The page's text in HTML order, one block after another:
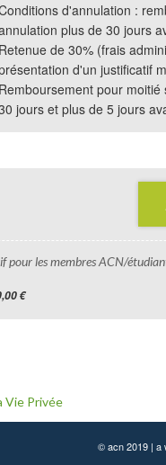
d'annulation :
plus de 30 jours
Retenue de 30% (frais
d'un justificatif
Remboursement pour
jours et plus de 5 jours
pour les membres ACN/
€
Vie Privée
© acn 2019 | a